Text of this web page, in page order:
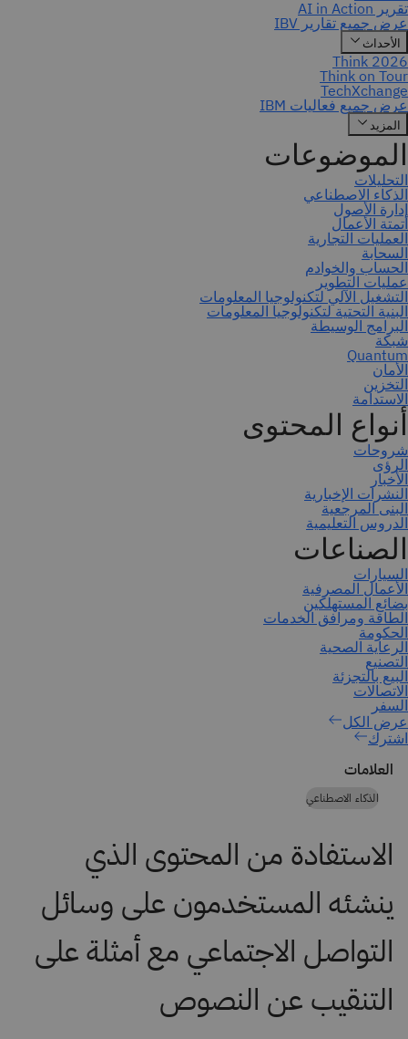
اشترك
العلامات
الذكاء الاصطناعي
الاستفادة من المحتوى الذي
ينشئه المستخدمون على وسائل
التواصل الاجتماعي مع أمثلة على
التنقيب عن النصوص